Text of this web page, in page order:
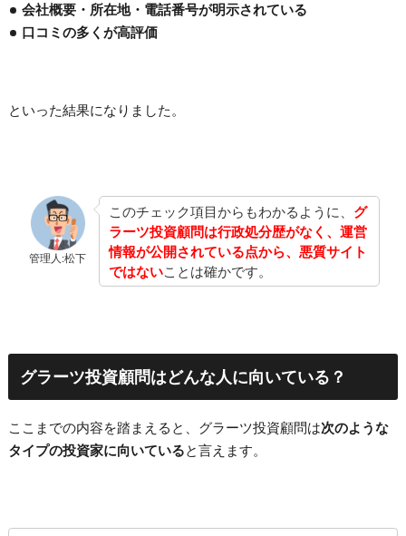
会社概要・所在地・電話番号が明示されている
口コミの多くが高評価
といった結果になりました。
管理人:松下
このチェック項目からもわかるように、 グ
ラーツ投資顧問は行政処分歴がなく、運営
情報が公開されている点から、悪質サイト
ではないことは確かです。
グラーツ投資顧問はどんな人に向いている？
ここまでの内容を踏まえると、グラーツ投資顧問は次のような
タイプの投資家に向いていると言えます。